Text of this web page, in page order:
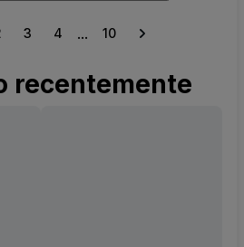
3 4 ... 10
recentemente